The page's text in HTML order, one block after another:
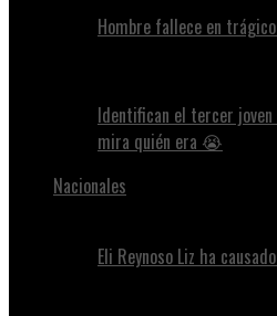
Hombre fallece en
Identifican el tercer
mira quién era 😭
Nacionales
Eli Reynoso Liz ha